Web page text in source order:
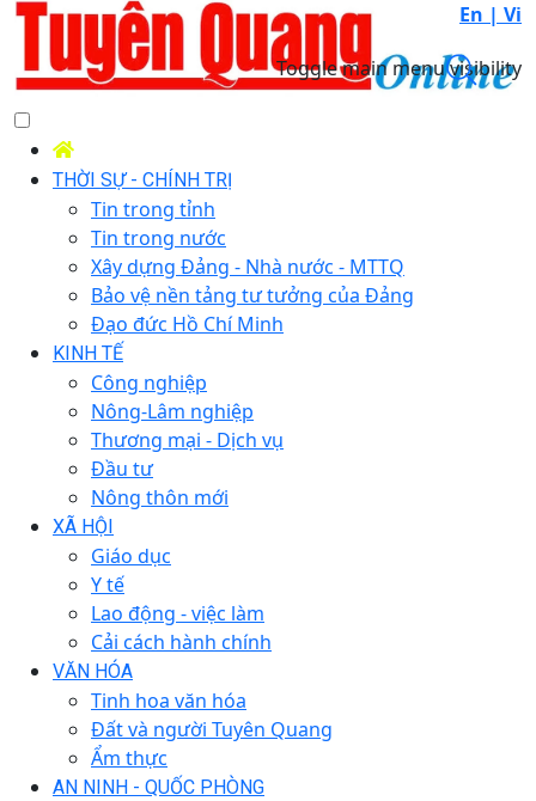
En | Vi
Toggle main menu visibility
THỜI SỰ - CHÍNH TRỊ
Tin trong tỉnh
Tin trong nước
Xây dựng Đảng - Nhà nước - MTTQ
Bảo vệ nền tảng tư tưởng của Đảng
Đạo đức Hồ Chí Minh
KINH TẾ
Công nghiệp
Nông-Lâm nghiệp
Thương mại - Dịch vụ
Đầu tư
Nông thôn mới
XÃ HỘI
Giáo dục
Y tế
Lao động - việc làm
Cải cách hành chính
VĂN HÓA
Tinh hoa văn hóa
Đất và người Tuyên Quang
Ẩm thực
AN NINH - QUỐC PHÒNG